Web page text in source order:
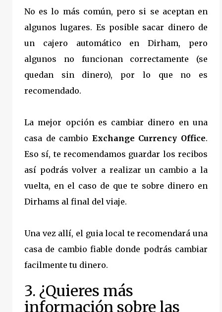
No es lo más común, pero si se aceptan en
algunos lugares. Es posible sacar dinero de
un cajero automático en Dirham, pero
algunos no funcionan correctamente (se
quedan sin dinero), por lo que no es
recomendado.
La mejor opción es cambiar dinero en una
casa de cambio Exchange Currency Office.
Eso sí, te recomendamos guardar los recibos
así podrás volver a realizar un cambio a la
vuelta, en el caso de que te sobre dinero en
Dirhams al final del viaje.
Una vez allí, el guia local te recomendará una
casa de cambio fiable donde podrás cambiar
facilmente tu dinero.
3. ¿Quieres más
información sobre las